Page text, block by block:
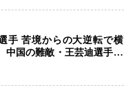
手 苦境からの大逆転で横
国の難敵・王芸迪選手を
からまた行くぞ」兄・智和